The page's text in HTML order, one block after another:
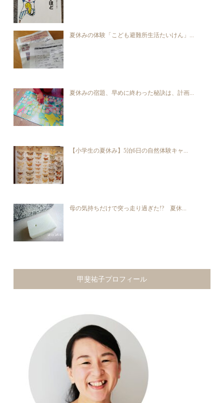
夏休みの体験「こども避難所生活たいけん」...
夏休みの宿題、早めに終わった秘訣は、計画...
【小学生の夏休み】5泊6日の自然体験キャ...
母の気持ちだけで突っ走り過ぎた!? 夏休...
甲斐祐子プロフィール